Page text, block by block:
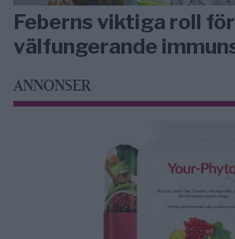
Feberns viktiga roll
välfungerande
ANNONSER